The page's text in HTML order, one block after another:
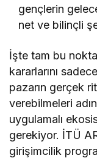
gençlerin
net ve bilinçli
İşte tam bu
kararlarını
pazarın gerçek
verebilmeleri
uygulamalı
gerekiyor. İTÜ
girişimcilik